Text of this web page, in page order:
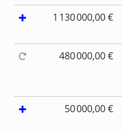
1 130 000,00 €
480 000,00 €
50 000,00 €